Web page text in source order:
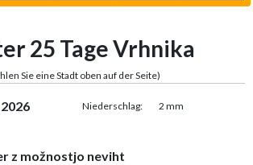
25 Tage Vrhnika
Sie eine Stadt oben auf der Seite)
Niederschlag: 2 mm
z možnostjo neviht